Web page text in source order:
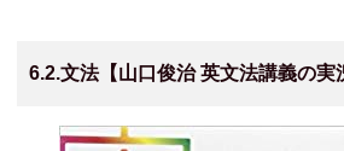
6.2.文法【山口俊治 英文法講義の実